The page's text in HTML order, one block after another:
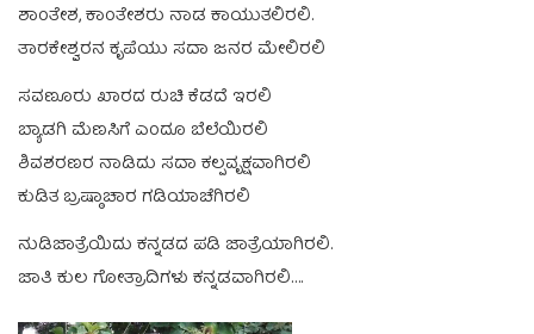
ಶಾಂತೇಶ, ಕಾಂತೇಶರು ನಾಡ ಕಾಯುತಲಿರಲಿ.
ತಾರಕೇಶ್ವರನ ಕೃಪೆಯು ಸದಾ ಜನರ ಮೇಲಿರಲಿ
ಸವಣೂರು ಖಾರದ ರುಚಿ ಕೆಡದೆ ಇರಲಿ
ಬ್ಯಾಡಗಿ ಮೆಣಸಿಗೆ ಎಂದೂ ಬೆಲೆಯಿರಲಿ
ಶಿವಶರಣರ ನಾಡಿದು ಸದಾ ಕಲ್ಪವೃಕ್ಷವಾಗಿರಲಿ
ಕುಡಿತ ಬ್ರಷ್ಠಾಚಾರ ಗಡಿಯಾಚೆಗಿರಲಿ
ನುಡಿಜಾತ್ರೆಯಿದು ಕನ್ನಡದ ಪಡಿ ಜಾತ್ರೆಯಾಗಿರಲಿ.
ಜಾತಿ ಕುಲ ಗೋತ್ರಾದಿಗಳು ಕನ್ನಡವಾಗಿರಲಿ….